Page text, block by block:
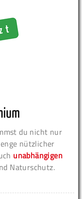
du nicht nur
nützlicher
unabhängigen
Naturschutz.